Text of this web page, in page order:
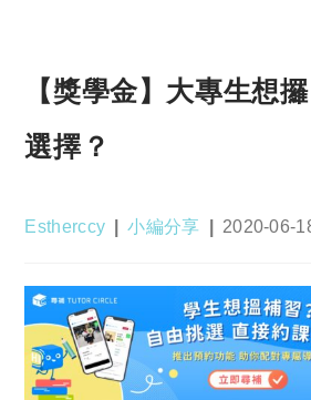
【獎學金】大專生想
選擇？
Post
Estherccy
Post
小編分享
Post
2020-06-